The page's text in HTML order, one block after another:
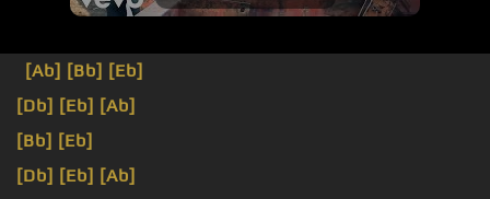
[Ab] [Bb] [Eb]
[Db] [Eb] [Ab]
[Bb] [Eb]
[Db] [Eb] [Ab]